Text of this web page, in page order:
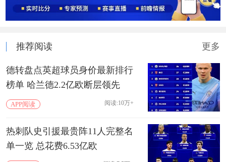
推荐阅读 更多
德转盘点英超球员身价最新排行
榜单 哈兰德2.2亿欧断层领先
APP阅读 阅读:10万+
热刺队史引援最贵阵11人完整名
单一览 总花费6.53亿欧